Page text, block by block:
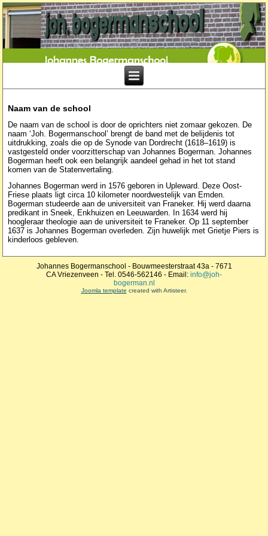
Naam van de school
De naam van de school is door de oprichters niet zomaar gekozen. De
naam ‘Joh. Bogermanschool’ brengt de band met de belijdenis tot
uitdrukking, zoals die op de Synode van Dordrecht (1618–1619) is
vastgesteld onder voorzitterschap van Johannes Bogerman. Johannes
Bogerman heeft ook een belangrijk aandeel gehad in het tot stand
komen van de Statenvertaling.
Johannes Bogerman werd in 1576 geboren in Upleward. Deze Oost-
Friese plaats ligt circa 10 kilometer noordwestelijk van Emden.
Bogerman studeerde aan de universiteit van Franeker. Hij werd daarna
predikant in Sneek, Enkhuizen en Leeuwarden. In 1634 werd hij
hoogleraar theologie aan de universiteit te Franeker. Op 11 september
1637 is Johannes Bogerman overleden. Zijn huwelijk met Grietje Piers is
kinderloos gebleven.
Johannes Bogermanschool - Bouwmeesterstraat 43a - 7671
CA Vriezenveen - Tel. 0546-562146 - Email: info@joh-
bogerman.nl
Joomla template created with Artisteer.